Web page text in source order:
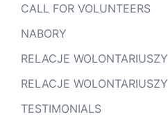
CALL FOR VOLUNTEERS
NABORY
RELACJE WOLONTARIUSZY
RELACJE WOLONTARIUSZY
TESTIMONIALS